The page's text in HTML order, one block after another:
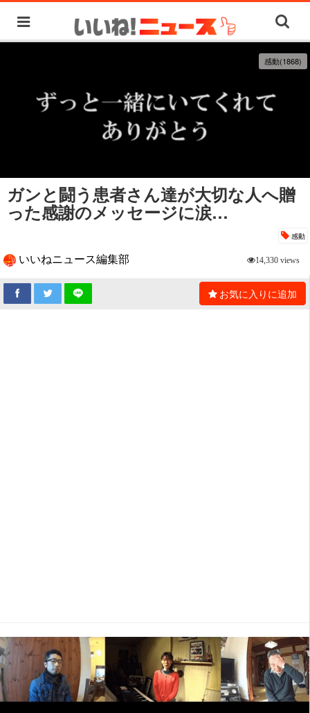
感動(1868)
ガンと闘う患者さん達が大切な人へ贈
った感謝のメッセージに涙…
感動
いいねニュース編集部 14,330 views
お気に入りに追加